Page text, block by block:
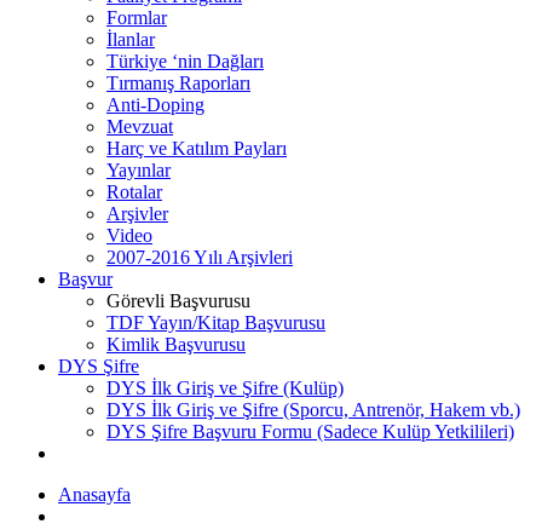
Formlar
İlanlar
Türkiye ‘nin Dağları
Tırmanış Raporları
Anti-Doping
Mevzuat
Harç ve Katılım Payları
Yayınlar
Rotalar
Arşivler
Video
2007-2016 Yılı Arşivleri
Başvur
Görevli Başvurusu
TDF Yayın/Kitap Başvurusu
Kimlik Başvurusu
DYS Şifre
DYS İlk Giriş ve Şifre (Kulüp)
DYS İlk Giriş ve Şifre (Sporcu, Antrenör, Hakem vb.)
DYS Şifre Başvuru Formu (Sadece Kulüp Yetkilileri)
Anasayfa